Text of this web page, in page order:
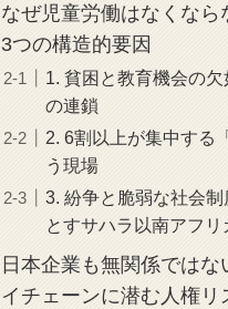
なぜ児童労働はなくなら
3つの構造的要因
1. 貧困と教育機会の欠
の連鎖
2. 6割以上が集中する
う現場
3. 紛争と脆弱な社会
とすサハラ以南アフリ
日本企業も無関係ではな
イチェーンに潜む人権リ